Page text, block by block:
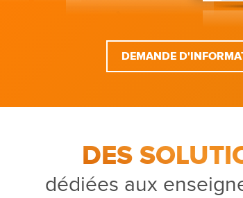
DEMANDE
DES
dédiées aux